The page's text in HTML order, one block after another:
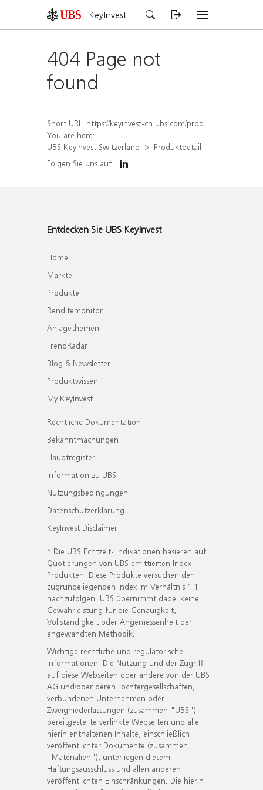
KeyInvest
404 Page not
found
Short URL: https://keyinvest-ch.ubs.com/produkt/detail/index/isin/CH1574368390
You are here:
UBS KeyInvest Switzerland
Produktdetail
Folgen Sie uns auf
Entdecken Sie UBS KeyInvest
Home
Märkte
Produkte
Renditemonitor
Anlagethemen
TrendRadar
Blog & Newsletter
Produktwissen
My KeyInvest
Rechtliche Dokumentation
Bekanntmachungen
Hauptregister
Information zu UBS
Nutzungsbedingungen
Datenschutzerklärung
KeyInvest Disclaimer
* Die UBS Echtzeit- Indikationen basieren auf
Quotierungen von UBS emittierten Index-
Produkten. Diese Produkte versuchen den
zugrundeliegenden Index im Verhältnis 1:1
nachzufolgen. UBS übernimmt dabei keine
Gewährleistung für die Genauigkeit,
Vollständigkeit oder Angemessenheit der
angewandten Methodik.
Wichtige rechtliche und regulatorische
Informationen. Die Nutzung und der Zugriff
auf diese Webseiten oder andere von der UBS
AG und/oder deren Tochtergesellschaften,
verbundenen Unternehmen oder
Zweigniederlassungen (zusammen "UBS")
bereitgestellte verlinkte Webseiten und alle
hierin enthaltenen Inhalte, einschließlich
veröffentlichter Dokumente (zusammen
"Materialien"), unterliegen diesem
Haftungsausschluss und allen anderen
veröffentlichten Einschränkungen. Die hierin